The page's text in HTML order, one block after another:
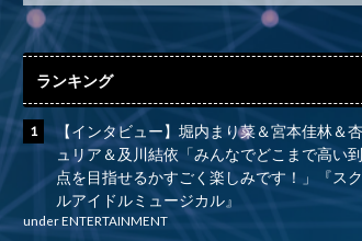
ランキング
【インタビュー】堀内まり菜＆宮本佳林＆
ュリア＆及川結依「みんなでどこまで高い
点を目指せるかすごく楽しみです！」『ス
ルアイドルミュージカル』
underENTERTAINMENT